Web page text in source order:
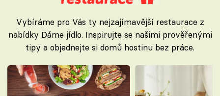
Vybíráme pro Vás ty nejzajímavější restaurace z
nabídky Dáme jídlo. Inspirujte se našimi prověřenými
tipy a objednejte si domů hostinu bez práce.